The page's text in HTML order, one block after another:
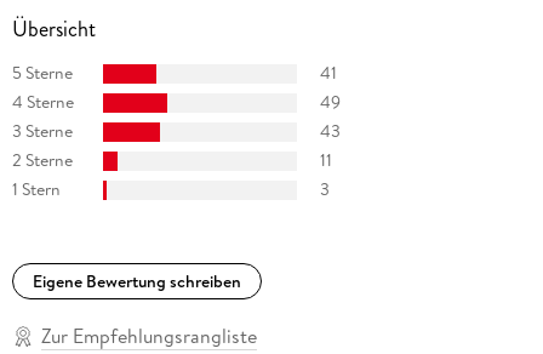
Übersicht
5 Sterne
41
4 Sterne
49
3 Sterne
43
2 Sterne
11
1 Stern
3
Eigene Bewertung schreiben
Zur Empfehlungsrangliste